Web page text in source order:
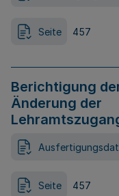
Seite 457
Berichtigung
Änderung der
Seite 457